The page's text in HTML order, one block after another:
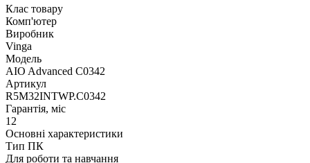
Клас товару
Комп'ютер
Виробник
Vinga
Модель
AIO Advanced C0342
Артикул
R5M32INTWP.C0342
Гарантія, міс
12
Основні характеристики
Тип ПК
Для роботи та навчання